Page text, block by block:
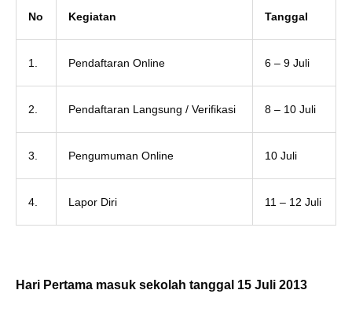
No Kegiatan Tanggal
1. Pendaftaran Online 6 – 9 Juli
2. Pendaftaran Langsung / Verifikasi 8 – 10 Juli
3. Pengumuman Online 10 Juli
4. Lapor Diri 11 – 12 Juli
Hari Pertama masuk sekolah tanggal 15 Juli 2013